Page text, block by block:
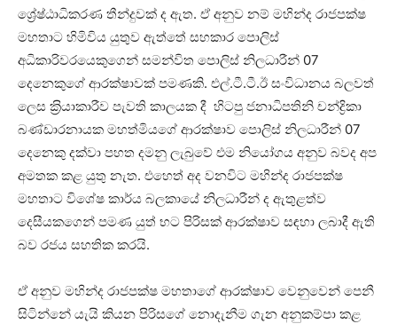
ශ්‍රේෂ්ඨාධිකරණ තීන්දුවක් ද ඇත. ඒ අනුව නම් මහින්ද රාජපක්ෂ
මහතාට හිමිවිය යුතුව ඇත්තේ සහකාර පොලිස්
අධිකාරිවරයෙකුගෙන් සමන්විත පොලිස් නිලධාරීන් 07
දෙනෙකුගේ ආරක්ෂාවක් පමණකි. එල්.ටී.ටී.ඊ සංවිධානය බලවත්
ලෙස ක‍්‍රියාකාරීව පැවති කාලයක දී හිටපු ජනාධිපතිනි චන්ද්‍රිකා
බණ්ඩාරනායක මහත්මියගේ ආරක්ෂාව පොලිස් නිලධාරීන් 07
දෙනෙකු දක්වා පහත දමනු ලැබුවේ එම නියෝගය අනුව බවද අප
අමතක කළ යුතු නැත. එහෙත් අද වනවිට මහින්ද රාජපක්ෂ
මහතාට විශේෂ කාර්ය බලකායේ නිලධාරීන් ද ඇතුළත්ව
දෙසීයකගෙන් පමණ යුත් භට පිරිසක් ආරක්ෂාව සඳහා ලබාදී ඇති
බව රජය සහතික කරයි.
ඒ අනුව මහින්ද රාජපක්ෂ මහතාගේ ආරක්ෂාව වෙනුවෙන් පෙනී
සිටින්නේ යැයි කියන පිරිසගේ නොදැනීම ගැන අනුකම්පා කළ